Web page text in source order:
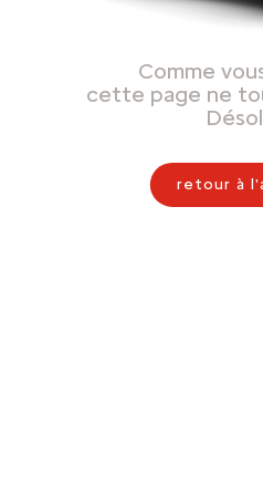
Comme
cette page ne
retour à